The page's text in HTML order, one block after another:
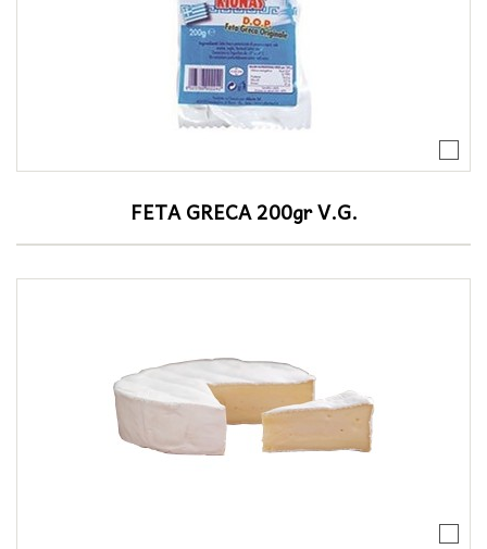
FETA GRECA 200gr V.G.